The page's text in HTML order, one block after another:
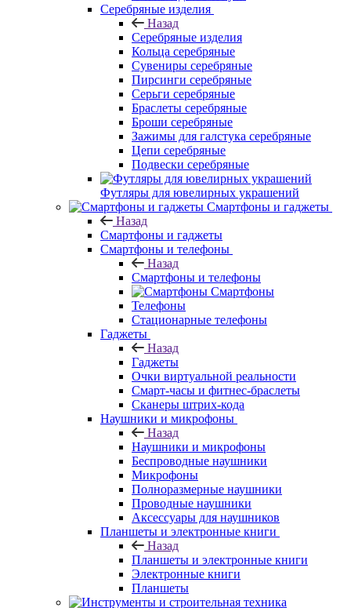
Серебряные изделия
Назад
Серебряные изделия
Кольца серебряные
Сувениры серебряные
Пирсинги серебряные
Серьги серебряные
Браслеты серебряные
Броши серебряные
Зажимы для галстука серебряные
Цепи серебряные
Подвески серебряные
Футляры для ювелирных украшений
Смартфоны и гаджеты
Назад
Смартфоны и гаджеты
Смартфоны и телефоны
Назад
Смартфоны и телефоны
Смартфоны
Телефоны
Стационарные телефоны
Гаджеты
Назад
Гаджеты
Очки виртуальной реальности
Смарт-часы и фитнес-браслеты
Сканеры штрих-кода
Наушники и микрофоны
Назад
Наушники и микрофоны
Беспроводные наушники
Микрофоны
Полноразмерные наушники
Проводные наушники
Аксессуары для наушников
Планшеты и электронные книги
Назад
Планшеты и электронные книги
Электронные книги
Планшеты